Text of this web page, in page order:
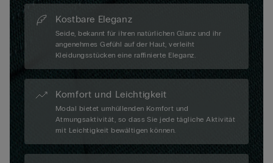
Kostbare Eleganz
Seide, bekannt für ihren natürlichen Glanz und ihr
angenehmes Gefühl auf der Haut, verleiht
Kleidungsstücken eine raffinierte Eleganz.
Komfort und Leichtigkeit
Modal bietet umhüllenden Komfort und
Atmungsaktivität, so dass Sie jede tägliche Aktivität
mit Leichtigkeit bewältigen können.